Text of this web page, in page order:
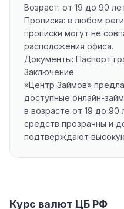
Возраст: от 19 до 90
Прописка: в любом
прописки могут не
расположения офиса.
Документы: Паспорт
Заключение
«Центр Займов»
доступные онлайн-
в возрасте от 19 до 90
средств прозрачны и
подтверждают
Курс валют ЦБ РФ